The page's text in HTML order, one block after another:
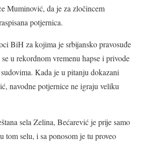
Muminović, da je za zločincem
potjernica.
BiH za kojima je srbijansko pravosuđe
u rekordnom vremenu hapse i privode
Kada je u pitanju dokazani
navodne potjernice ne igraju veliku
sela Zelina, Bećarević je prije samo
tom selu, i sa ponosom je tu proveo